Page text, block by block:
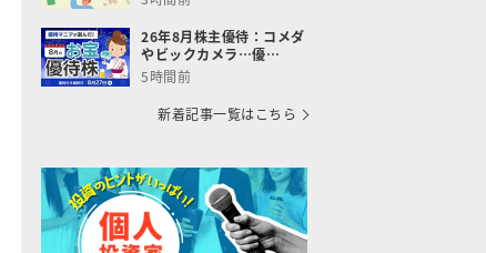
26年8月株主優待：コメダ
やビックカメラ…優…
5時間前
新着記事一覧はこちら